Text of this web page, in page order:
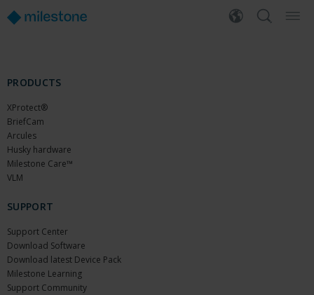
PRODUCTS
XProtect®
BriefCam
Arcules
Husky hardware
Milestone Care™
VLM
SUPPORT
Support Center
Download Software
Download latest Device Pack
Milestone Learning
Support Community